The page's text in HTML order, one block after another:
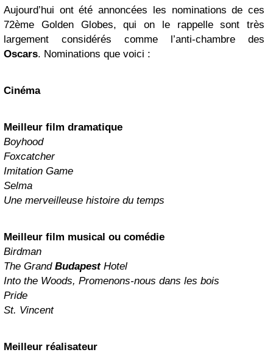
Aujourd’hui ont été annoncées les nominations de ces
72ème Golden Globes, qui on le rappelle sont très
largement considérés comme l’anti-chambre des
Oscars. Nominations que voici :
Cinéma
Meilleur film dramatique
Boyhood
Foxcatcher
Imitation Game
Selma
Une merveilleuse histoire du temps
Meilleur film musical ou comédie
Birdman
The Grand BudapestHotel
Into the Woods, Promenons-nous dans les bois
Pride
St. Vincent
Meilleur réalisateur